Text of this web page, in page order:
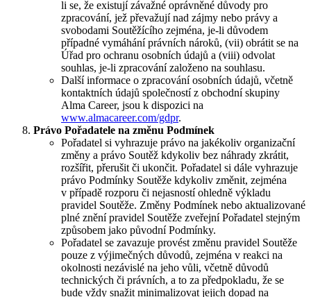
li se, že existují závažné oprávněné důvody pro
zpracování, jež převažují nad zájmy nebo právy a
svobodami Soutěžícího zejména, je-li důvodem
případné vymáhání právních nároků, (vii) obrátit se na
Úřad pro ochranu osobních údajů a (viii) odvolat
souhlas, je-li zpracování založeno na souhlasu.
Další informace o zpracování osobních údajů, včetně
kontaktních údajů společností z obchodní skupiny
Alma Career, jsou k dispozici na
www.almacareer.com/gdpr.
Právo Pořadatele na změnu Podmínek
Pořadatel si vyhrazuje právo na jakékoliv organizační
změny a právo Soutěž kdykoliv bez náhrady zkrátit,
rozšířit, přerušit či ukončit. Pořadatel si dále vyhrazuje
právo Podmínky Soutěže kdykoliv změnit, zejména
v případě rozporu či nejasností ohledně výkladu
pravidel Soutěže. Změny Podmínek nebo aktualizované
plné znění pravidel Soutěže zveřejní Pořadatel stejným
způsobem jako původní Podmínky.
Pořadatel se zavazuje provést změnu pravidel Soutěže
pouze z výjimečných důvodů, zejména v reakci na
okolnosti nezávislé na jeho vůli, včetně důvodů
technických či právních, a to za předpokladu, že se
bude vždy snažit minimalizovat jejich dopad na